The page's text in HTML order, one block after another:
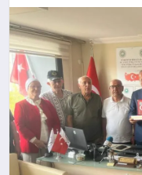
SPOR
YAŞAM